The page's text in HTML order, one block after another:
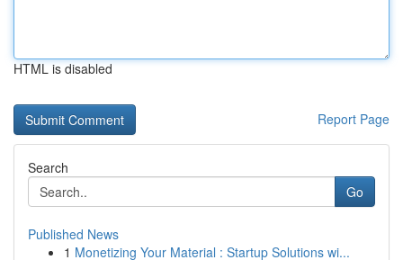
HTML is disabled
Report Page
Search
Go
Published News
1 Monetizing Your Material : Startup Solutions wi...